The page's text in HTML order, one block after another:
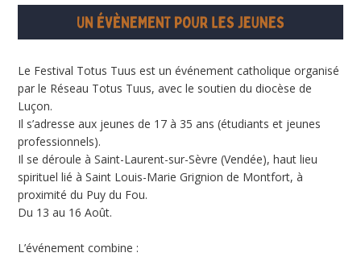
Le Festival Totus Tuus est un événement catholique organisé
par le Réseau Totus Tuus, avec le soutien du diocèse de
Luçon.
Il s’adresse aux jeunes de 17 à 35 ans (étudiants et jeunes
professionnels).
Il se déroule à Saint-Laurent-sur-Sèvre (Vendée), haut lieu
spirituel lié à Saint Louis-Marie Grignion de Montfort, à
proximité du Puy du Fou.
Du 13 au 16 Août.
L’événement combine :